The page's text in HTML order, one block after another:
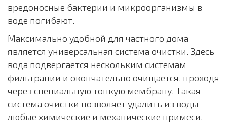
вредоносные бактерии и микроорганизмы в
воде погибают.
Максимально удобной для частного дома
является универсальная система очистки. Здесь
вода подвергается нескольким системам
фильтрации и окончательно очищается, проходя
через специальную тонкую мембрану. Такая
система очистки позволяет удалить из воды
любые химические и механические примеси.